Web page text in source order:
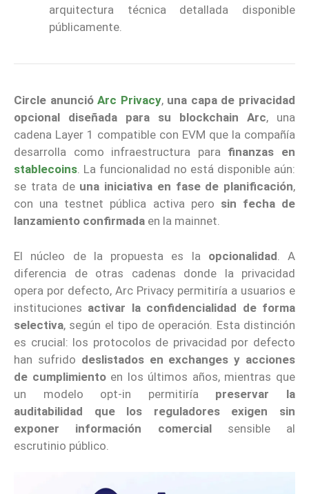
arquitectura técnica detallada disponible
públicamente.
Circle anuncióArc Privacy, una capa de privacidad
opcional diseñada para su blockchain Arc, una
cadena Layer 1 compatible con EVM que la compañía
desarrolla como infraestructura para finanzas en
stablecoins. La funcionalidad no está disponible aún:
se trata de una iniciativa en fase de planificación,
con una testnet pública activa pero sin fecha de
lanzamiento confirmada en la mainnet.
El núcleo de la propuesta es la opcionalidad . A
diferencia de otras cadenas donde la privacidad
opera por defecto, Arc Privacy permitiría a usuarios e
instituciones activar la confidencialidad de forma
selectiva, según el tipo de operación. Esta distinción
es crucial: los protocolos de privacidad por defecto
han sufrido deslistados en exchanges y acciones
de cumplimientoen los últimos años, mientras que
un modelo opt-in permitiría preservar la
auditabilidad que los reguladores exigen sin
exponer información comercialsensible al
escrutinio público.